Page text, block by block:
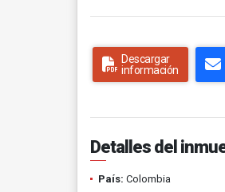
Descargar
información
Detalles del
País: Colombia